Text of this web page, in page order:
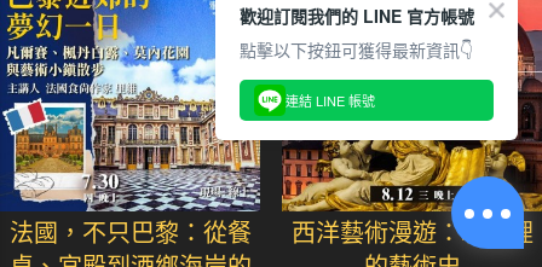
法國，不只巴黎：從餐
西洋藝術漫遊：城市裡
歡迎訂閱我們的 LINE 官方帳號
點擊以下按鈕可獲得最新資訊👇
連結 LINE 帳號